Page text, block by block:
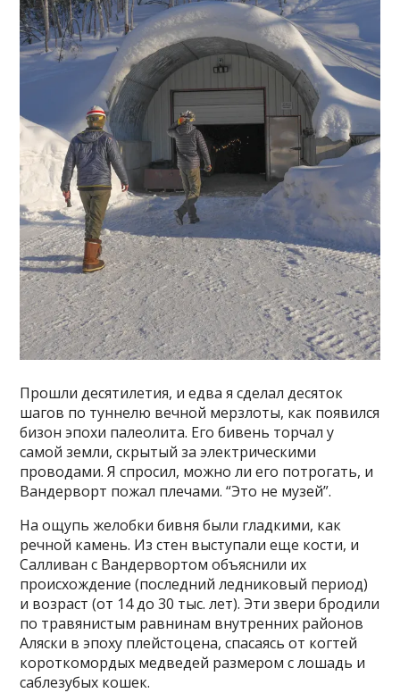
Прошли десятилетия, и едва я сделал десяток
шагов по туннелю вечной мерзлоты, как появился
бизон эпохи палеолита. Его бивень торчал у
самой земли, скрытый за электрическими
проводами. Я спросил, можно ли его потрогать, и
Вандерворт пожал плечами. “Это не музей”.
На ощупь желобки бивня были гладкими, как
речной камень. Из стен выступали еще кости, и
Салливан с Вандервортом объяснили их
происхождение (последний ледниковый период)
и возраст (от 14 до 30 тыс. лет). Эти звери бродили
по травянистым равнинам внутренних районов
Аляски в эпоху плейстоцена, спасаясь от когтей
короткомордых медведей размером с лошадь и
саблезубых кошек.